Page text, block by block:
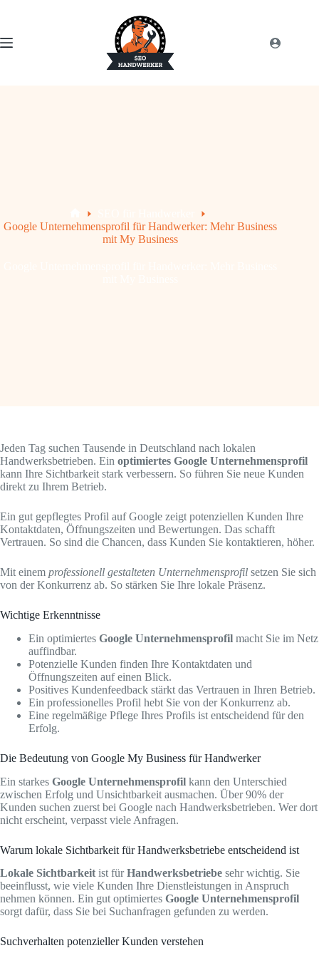
Google Unternehmensprofil für Handwerker: Mehr Business
mit My Business
Jeden Tag suchen Tausende in Deutschland nach lokalen
Handwerksbetrieben. Ein optimiertes Google Unternehmensprofil
kann Ihre Sichtbarkeit stark verbessern. So führen Sie neue Kunden
direkt zu Ihrem Betrieb.
Ein gut gepflegtes Profil auf Google zeigt potenziellen Kunden Ihre
Kontaktdaten, Öffnungszeiten und Bewertungen. Das schafft
Vertrauen. So sind die Chancen, dass Kunden Sie kontaktieren, höher.
Mit einem professionell gestalteten Unternehmensprofil setzen Sie sich
von der Konkurrenz ab. So stärken Sie Ihre lokale Präsenz.
Wichtige Erkenntnisse
Ein optimiertes Google Unternehmensprofil macht Sie im Netz
auffindbar.
Potenzielle Kunden finden Ihre Kontaktdaten und
Öffnungszeiten auf einen Blick.
Positives Kundenfeedback stärkt das Vertrauen in Ihren Betrieb.
Ein professionelles Profil hebt Sie von der Konkurrenz ab.
Eine regelmäßige Pflege Ihres Profils ist entscheidend für den
Erfolg.
Die Bedeutung von Google My Business für Handwerker
Ein starkes Google Unternehmensprofil kann den Unterschied
zwischen Erfolg und Unsichtbarkeit ausmachen. Über 90% der
Kunden suchen zuerst bei Google nach Handwerksbetrieben. Wer dort
nicht erscheint, verpasst viele Anfragen.
Warum lokale Sichtbarkeit für Handwerksbetriebe entscheidend ist
Lokale Sichtbarkeit ist fürHandwerksbetriebe sehr wichtig. Sie
beeinflusst, wie viele Kunden Ihre Dienstleistungen in Anspruch
nehmen können. Ein gut optimiertes Google Unternehmensprofil
sorgt dafür, dass Sie bei Suchanfragen gefunden zu werden.
Suchverhalten potenzieller Kunden verstehen